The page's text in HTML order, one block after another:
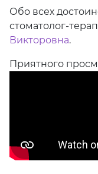
Обо всех
стоматолог-
Викторовна. ⠀
Приятного